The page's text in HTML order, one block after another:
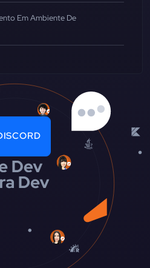
Em Ambiente De